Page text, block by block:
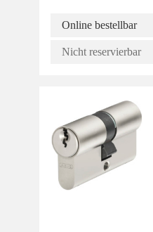
Online bestellbar
Nicht reservierbar